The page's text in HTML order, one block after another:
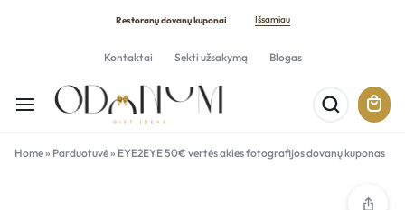
Restoranų dovanų kuponai Išsamiau
Kontaktai Sekti užsakymą Blogas
Home» Parduotuvė» EYE2EYE 50€ vertės akies fotografijos dovanų kuponas